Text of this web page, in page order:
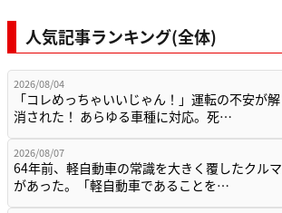
人気記事ランキング(全体)
2026/08/04
「コレめっちゃいいじゃん！」運転の不安が解
消された！ あらゆる車種に対応。死…
2026/08/07
64年前、軽自動車の常識を大きく覆したクルマ
があった。「軽自動車であることを…